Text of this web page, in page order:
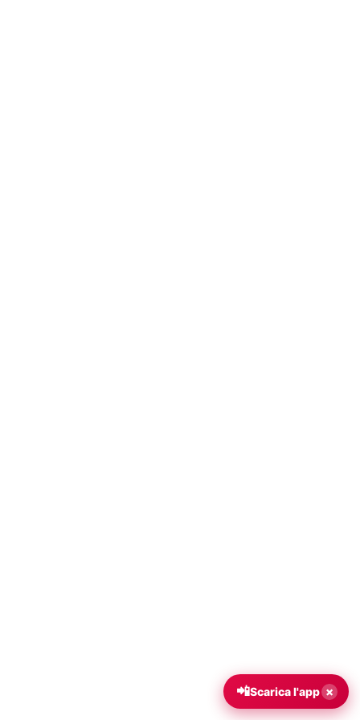
📲Scarica l'app ×